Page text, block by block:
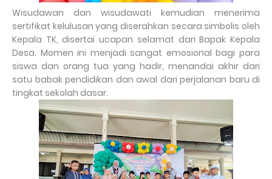
Wisudawan dan wisudawati kemudian menerima
sertifikat kelulusan yang diserahkan secara simbolis oleh
Kepala TK, disertai ucapan selamat dari Bapak Kepala
Desa. Momen ini menjadi sangat emosional bagi para
siswa dan orang tua yang hadir, menandai akhir dari
satu babak pendidikan dan awal dari perjalanan baru di
tingkat sekolah dasar.